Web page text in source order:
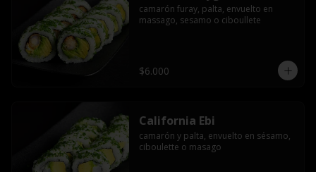
camarón furay, palta, envuelto en
massago, sesamo o ciboullete
$6.000
California Ebi
camarón y palta, envuelto en sésamo,
ciboulette o masago